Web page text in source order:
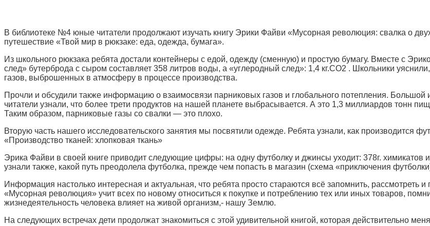
В библиотеке №4 юные читатели продолжают изучать книгу Эрики Файви «Мусорная революция: свалка о
путешествие «Твой мир в рюкзаке: еда, одежда, бумага».
Из школьного рюкзака ребята достали контейнеры с едой, одежду (сменную) и простую бумагу. Вместе с
след» бутерброда с сыром составляет 358 литров воды, а «углеродный след»: 1,4 кг.CO2 . Школьники
газов, выброшенных в атмосферу в процессе производства.
Прочли и обсудили также информацию о взаимосвязи парниковых газов и глобального потепления.
читатели узнали, что более трети продуктов на нашей планете выбрасывается. А это 1,3 миллиардов тонн
Таким образом, парниковые газы со свалки — это плохо.
Вторую часть нашего исследовательского занятия мы посвятили одежде. Ребята узнали, как производится
«Производство тканей: хлопковая ткань»
Эрика Файви в своей книге приводит следующие цифры: на одну футболку и джинсы уходит: 378г. химикатов
узнали также, какой путь преодолела футболка, прежде чем попасть в магазин (схема «приключения
Информация настолько интересная и актуальная, что ребята просто стараются всё запомнить, рассмотреть и
«Мусорная революция» учит всех по новому относиться к покупке и потреблению тех или иных товаров,
жизнедеятельность человека влияет на живой организм,- нашу Землю.
На следующих встречах дети продолжат знакомиться с этой удивительной книгой, которая действительно